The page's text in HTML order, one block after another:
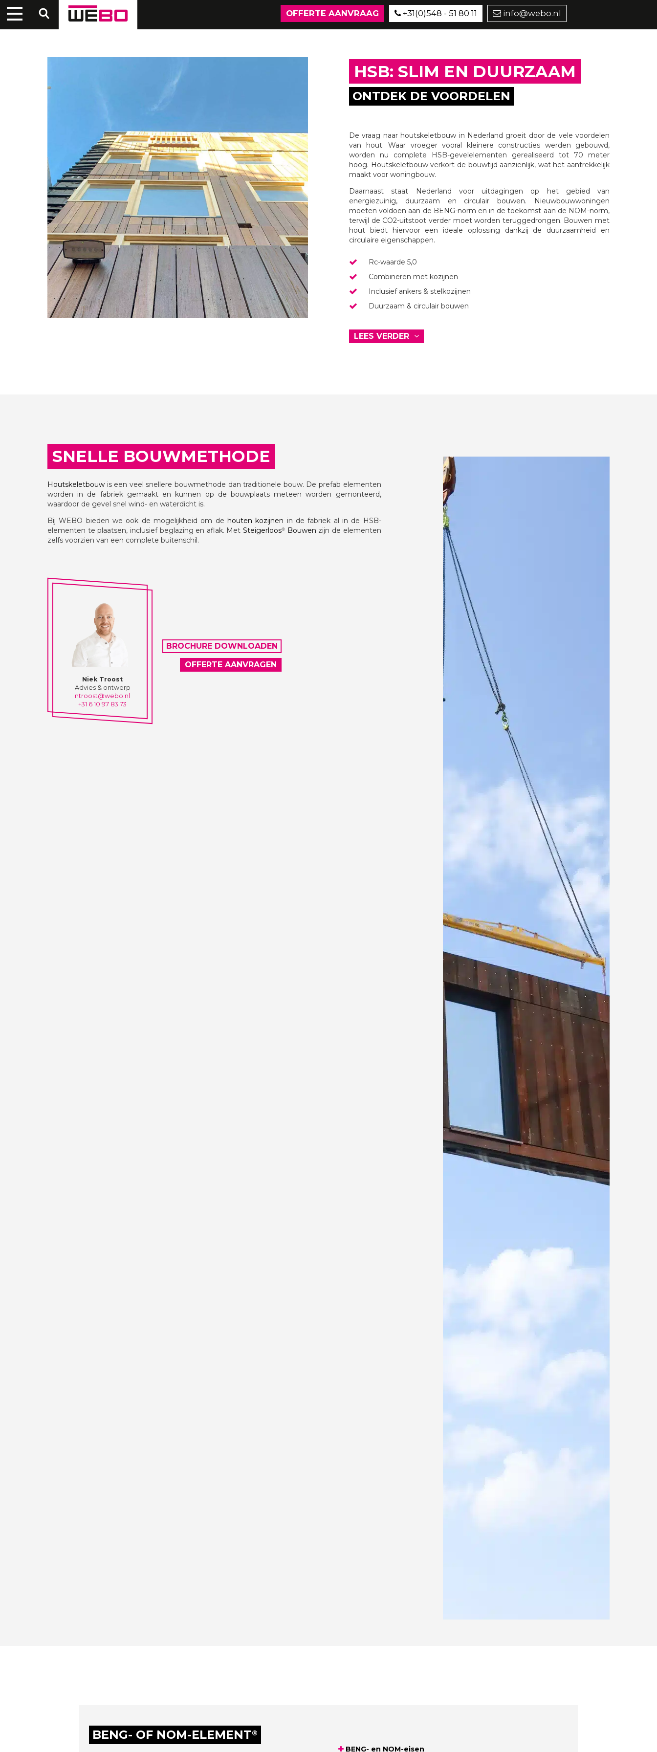
OFFERTE AANVRAAG +31(0)548 - 51 80 11 info@webo.nl
HSB: SLIM EN DUURZAAM
ONTDEK DE VOORDELEN
De vraag naar houtskeletbouw in Nederland groeit door de vele voordelen
van hout. Waar vroeger vooral kleinere constructies werden gebouwd,
worden nu complete HSB-gevelelementen gerealiseerd tot 70 meter
hoog. Houtskeletbouw verkort de bouwtijd aanzienlijk, wat het aantrekkelijk
maakt voor woningbouw.
Daarnaast staat Nederland voor uitdagingen op het gebied van
energiezuinig, duurzaam en circulair bouwen. Nieuwbouwwoningen
moeten voldoen aan de BENG-norm en in de toekomst aan de NOM-norm,
terwijl de CO2-uitstoot verder moet worden teruggedrongen. Bouwen met
hout biedt hiervoor een ideale oplossing dankzij de duurzaamheid en
circulaire eigenschappen.
Rc-waarde 5,0
Combineren met kozijnen
Inclusief ankers & stelkozijnen
Duurzaam & circulair bouwen
LEES VERDER
SNELLE BOUWMETHODE
Houtskeletbouw is een veel snellere bouwmethode dan traditionele bouw. De prefab elementen
worden in de fabriek gemaakt en kunnen op de bouwplaats meteen worden gemonteerd,
waardoor de gevel snel wind- en waterdicht is.
Bij WEBO bieden we ook de mogelijkheid om de houten kozijnen in de fabriek al in de HSB-
elementen te plaatsen, inclusief beglazing en aflak. MetSteigerloos® Bouwen zijn de elementen
zelfs voorzien van een complete buitenschil.
Niek Troost
Advies & ontwerp
ntroost@webo.nl
+31 6 10 97 83 73
BROCHURE DOWNLOADEN
OFFERTE AANVRAGEN
BENG- OF NOM-ELEMENT®
BENG- en NOM-eisen